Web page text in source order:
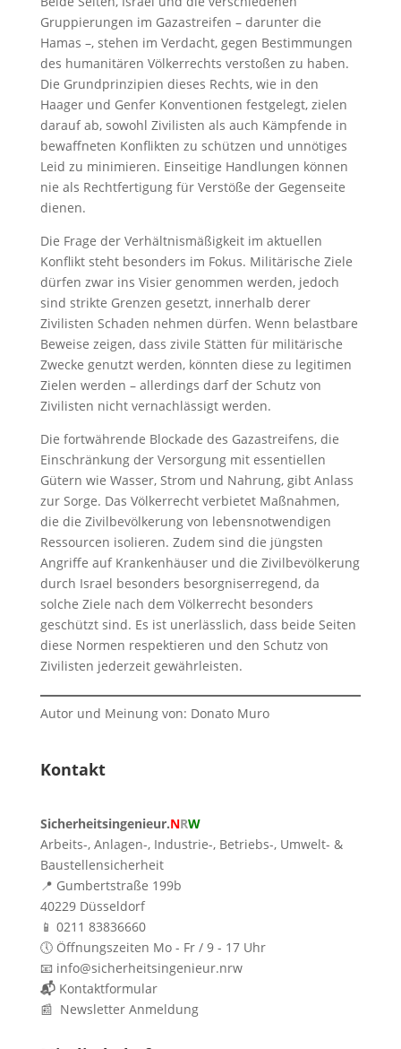
Gruppierungen im Gazastreifen – darunter die
Hamas –, stehen im Verdacht, gegen Bestimmungen
des humanitären Völkerrechts verstoßen zu haben.
Die Grundprinzipien dieses Rechts, wie in den
Haager und Genfer Konventionen festgelegt, zielen
darauf ab, sowohl Zivilisten als auch Kämpfende in
bewaffneten Konflikten zu schützen und unnötiges
Leid zu minimieren. Einseitige Handlungen können
nie als Rechtfertigung für Verstöße der Gegenseite
dienen.
Die Frage der Verhältnismäßigkeit im aktuellen
Konflikt steht besonders im Fokus. Militärische Ziele
dürfen zwar ins Visier genommen werden, jedoch
sind strikte Grenzen gesetzt, innerhalb derer
Zivilisten Schaden nehmen dürfen. Wenn belastbare
Beweise zeigen, dass zivile Stätten für militärische
Zwecke genutzt werden, könnten diese zu legitimen
Zielen werden – allerdings darf der Schutz von
Zivilisten nicht vernachlässigt werden.
Die fortwährende Blockade des Gazastreifens, die
Einschränkung der Versorgung mit essentiellen
Gütern wie Wasser, Strom und Nahrung, gibt Anlass
zur Sorge. Das Völkerrecht verbietet Maßnahmen,
die die Zivilbevölkerung von lebensnotwendigen
Ressourcen isolieren. Zudem sind die jüngsten
Angriffe auf Krankenhäuser und die Zivilbevölkerung
durch Israel besonders besorgniserregend, da
solche Ziele nach dem Völkerrecht besonders
geschützt sind. Es ist unerlässlich, dass beide Seiten
diese Normen respektieren und den Schutz von
Zivilisten jederzeit gewährleisten.
Autor und Meinung von: Donato Muro
Kontakt
Sicherheitsingenieur.NRW
Arbeits-, Anlagen-, Industrie-, Betriebs-, Umwelt- &
Baustellensicherheit
📍 Gumbertstraße 199b
40229 Düsseldorf
📱 0211 83836660
🕔 Öffnungszeiten Mo - Fr / 9 - 17 Uhr
📧 info@sicherheitsingenieur.nrw
📬 Kontaktformular
📰 Newsletter Anmeldung